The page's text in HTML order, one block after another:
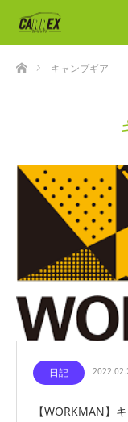
ホームキャンプギア
日記
【WORKMAN】